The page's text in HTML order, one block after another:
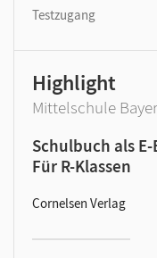
Testzugang
Highlight
Mittelschule
Schulbuch als
Für R-Klassen
Cornelsen Verlag